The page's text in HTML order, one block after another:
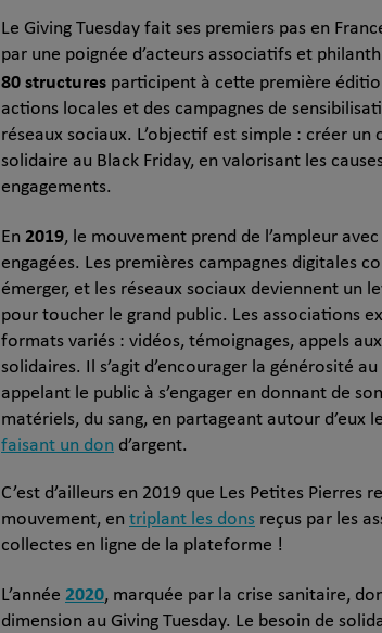
Le Giving Tuesday fait ses premiers pas en
par une poignée d’acteurs associatifs et
80 structures participent à cette première
actions locales et des campagnes de
réseaux sociaux. L’objectif est simple : créer
solidaire au Black Friday, en valorisant les
engagements.
En 2019, le mouvement prend de l’ampleur avec
engagées. Les premières campagnes digitales
émerger, et les réseaux sociaux deviennent un
pour toucher le grand public. Les associations
formats variés : vidéos, témoignages, appels
solidaires. Il s’agit d’encourager la générosité au
appelant le public à s’engager en donnant de
matériels, du sang, en partageant autour d’eux
faisant un don d’argent.
C’est d’ailleurs en 2019 que Les Petites Pierres
mouvement, en triplant les dons reçus par les
collectes en ligne de la plateforme !
L’année 2020, marquée par la crise sanitaire,
dimension au Giving Tuesday. Le besoin de